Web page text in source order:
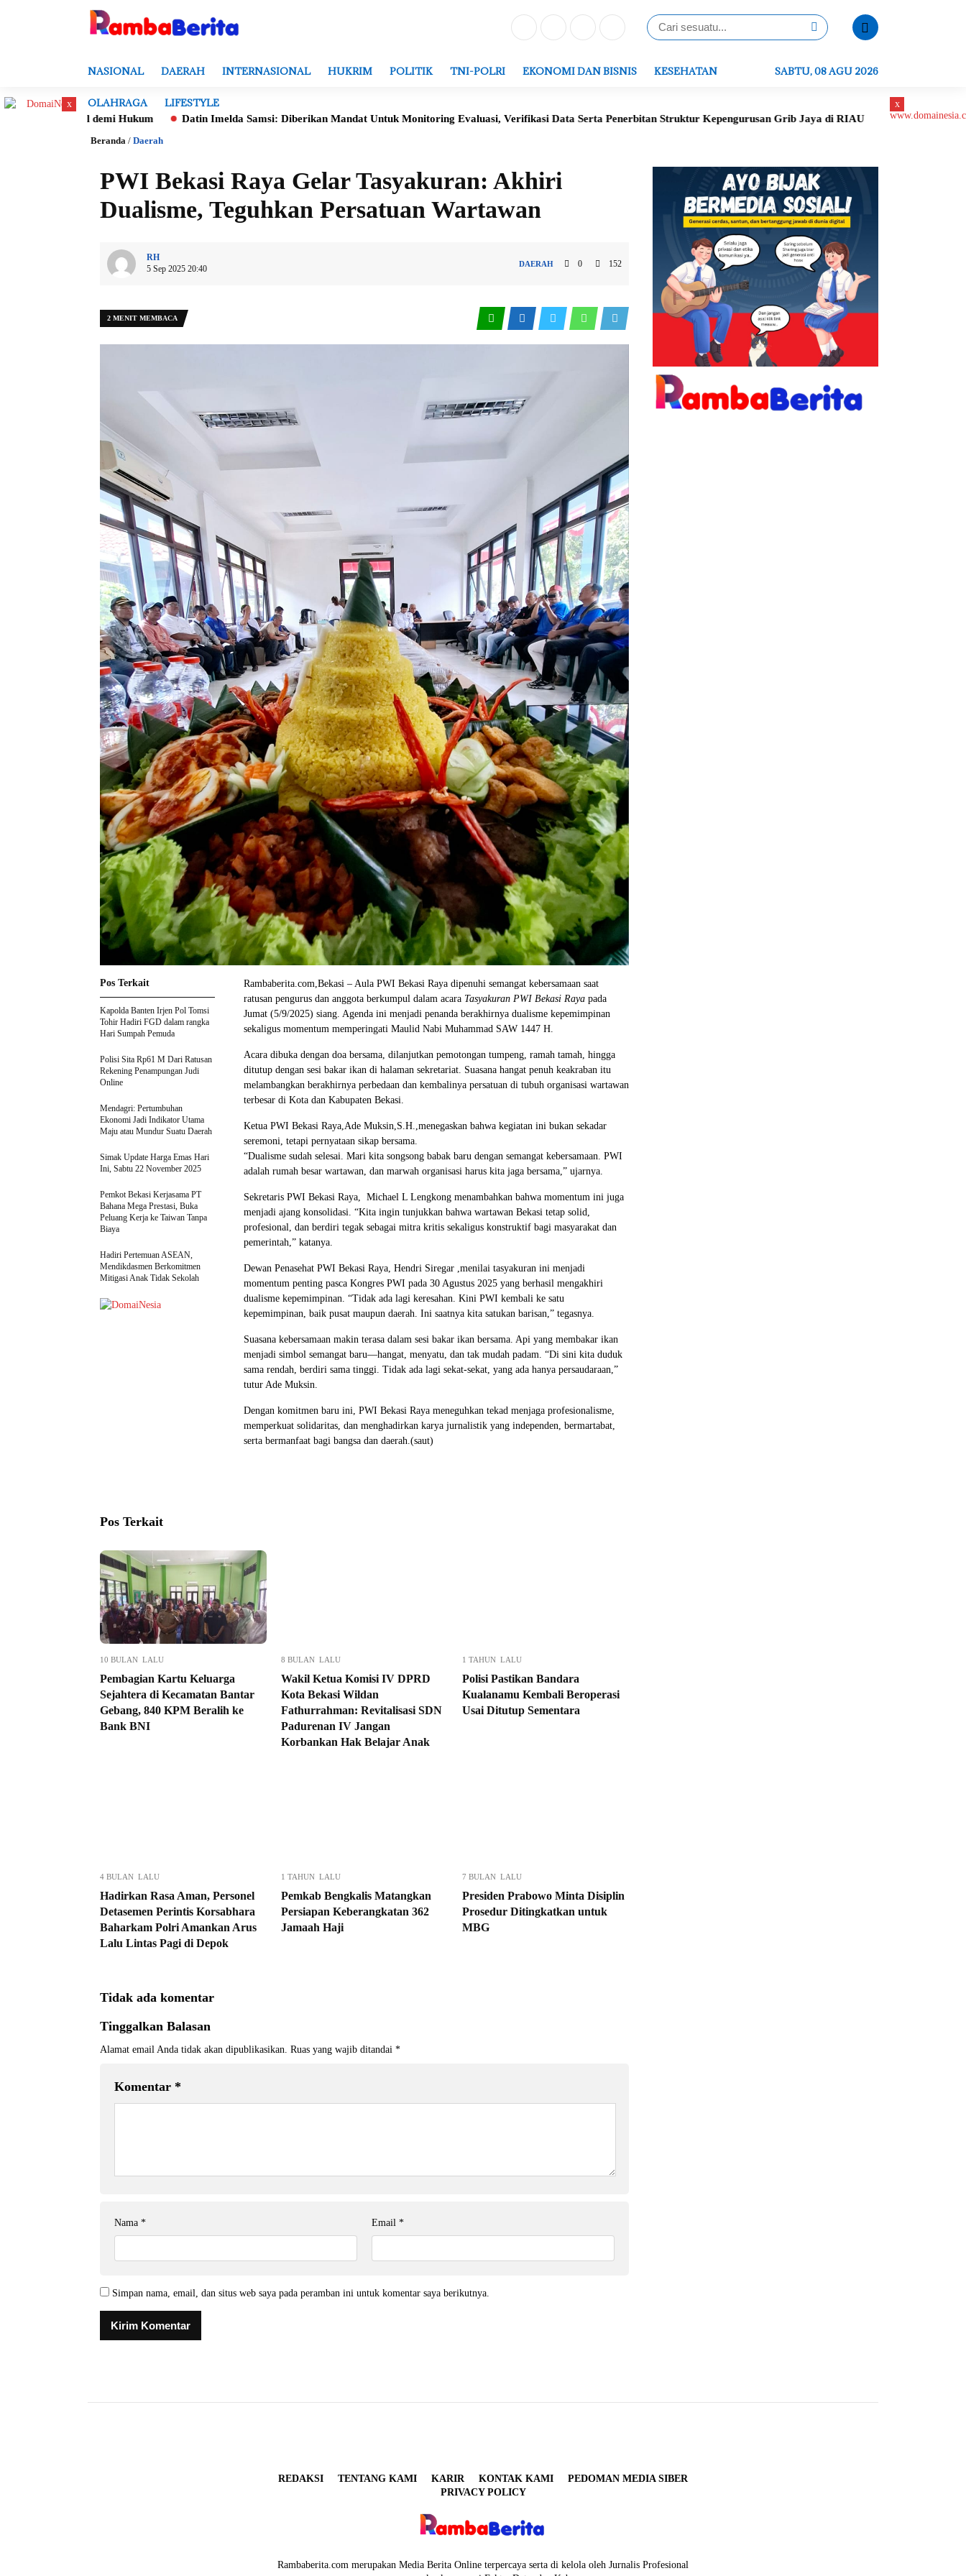
NASIONAL DAERAH INTERNASIONAL HUKRIM POLITIK TNI-POLRI EKONOMI DAN BISNIS KESEHATAN
OLAHRAGA LIFESTYLE
SABTU, 08 AGU 2026
Datin Imelda Samsi: Diberikan Mandat Untuk Monitoring Evaluasi, Verifikasi Data Serta Penerbitan Struktur Kepengurusan Grib Jaya di RIAU Peletakan Batu Pertama Gereja
Beranda / Daerah
PWI Bekasi Raya Gelar Tasyakuran: Akhiri
Dualisme, Teguhkan Persatuan Wartawan
RH
5 Sep 2025 20:40
DAERAH 0 152
2 MENIT MEMBACA
Rambaberita.com,Bekasi – Aula PWI Bekasi Raya dipenuhi semangat kebersamaan saat
ratusan pengurus dan anggota berkumpul dalam acara Tasyakuran PWI Bekasi Raya pada
Jumat (5/9/2025) siang. Agenda ini menjadi penanda berakhirnya dualisme kepemimpinan
sekaligus momentum memperingati Maulid Nabi Muhammad SAW 1447 H.
Acara dibuka dengan doa bersama, dilanjutkan pemotongan tumpeng, ramah tamah, hingga
ditutup dengan sesi bakar ikan di halaman sekretariat. Suasana hangat penuh keakraban itu
melambangkan berakhirnya perbedaan dan kembalinya persatuan di tubuh organisasi wartawan
terbesar di Kota dan Kabupaten Bekasi.
Ketua PWI Bekasi Raya,Ade Muksin,S.H.,menegaskan bahwa kegiatan ini bukan sekadar
seremoni, tetapi pernyataan sikap bersama.
“Dualisme sudah selesai. Mari kita songsong babak baru dengan semangat kebersamaan. PWI
adalah rumah besar wartawan, dan marwah organisasi harus kita jaga bersama,” ujarnya.
Sekretaris PWI Bekasi Raya, Michael L Lengkong menambahkan bahwa momentum ini juga
menjadi ajang konsolidasi. “Kita ingin tunjukkan bahwa wartawan Bekasi tetap solid,
profesional, dan berdiri tegak sebagai mitra kritis sekaligus konstruktif bagi masyarakat dan
pemerintah,” katanya.
Dewan Penasehat PWI Bekasi Raya, Hendri Siregar ,menilai tasyakuran ini menjadi
momentum penting pasca Kongres PWI pada 30 Agustus 2025 yang berhasil mengakhiri
dualisme kepemimpinan. “Tidak ada lagi keresahan. Kini PWI kembali ke satu
kepemimpinan, baik pusat maupun daerah. Ini saatnya kita satukan barisan,” tegasnya.
Suasana kebersamaan makin terasa dalam sesi bakar ikan bersama. Api yang membakar ikan
menjadi simbol semangat baru—hangat, menyatu, dan tak mudah padam. “Di sini kita duduk
sama rendah, berdiri sama tinggi. Tidak ada lagi sekat-sekat, yang ada hanya persaudaraan,”
tutur Ade Muksin.
Dengan komitmen baru ini, PWI Bekasi Raya meneguhkan tekad menjaga profesionalisme,
memperkuat solidaritas, dan menghadirkan karya jurnalistik yang independen, bermartabat,
serta bermanfaat bagi bangsa dan daerah.(saut)
Pos Terkait
Kapolda Banten Irjen Pol Tomsi
Tohir Hadiri FGD dalam rangka
Hari Sumpah Pemuda
Polisi Sita Rp61 M Dari Ratusan
Rekening Penampungan Judi
Online
Mendagri: Pertumbuhan
Ekonomi Jadi Indikator Utama
Maju atau Mundur Suatu Daerah
Simak Update Harga Emas Hari
Ini, Sabtu 22 November 2025
Pemkot Bekasi Kerjasama PT
Bahana Mega Prestasi, Buka
Peluang Kerja ke Taiwan Tanpa
Biaya
Hadiri Pertemuan ASEAN,
Mendikdasmen Berkomitmen
Mitigasi Anak Tidak Sekolah
Pos Terkait
10 BULAN LALU
Pembagian Kartu Keluarga
Sejahtera di Kecamatan Bantar
Gebang, 840 KPM Beralih ke
Bank BNI
8 BULAN LALU
Wakil Ketua Komisi IV DPRD
Kota Bekasi Wildan
Fathurrahman: Revitalisasi SDN
Padurenan IV Jangan
Korbankan Hak Belajar Anak
1 TAHUN LALU
Polisi Pastikan Bandara
Kualanamu Kembali Beroperasi
Usai Ditutup Sementara
4 BULAN LALU
Hadirkan Rasa Aman, Personel
Detasemen Perintis Korsabhara
Baharkam Polri Amankan Arus
Lalu Lintas Pagi di Depok
1 TAHUN LALU
Pemkab Bengkalis Matangkan
Persiapan Keberangkatan 362
Jamaah Haji
7 BULAN LALU
Presiden Prabowo Minta Disiplin
Prosedur Ditingkatkan untuk
MBG
Tidak ada komentar
Tinggalkan Balasan
Alamat email Anda tidak akan dipublikasikan. Ruas yang wajib ditandai *
Komentar *
Nama * Email *
Simpan nama, email, dan situs web saya pada peramban ini untuk komentar saya berikutnya.
x x
REDAKSI TENTANG KAMI KARIR KONTAK KAMI
PEDOMAN MEDIA SIBER
PRIVACY POLICY
Rambaberita.com merupakan Media Berita Online terpercaya serta di kelola oleh Jurnalis Profesional